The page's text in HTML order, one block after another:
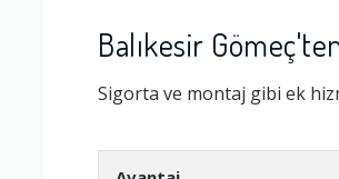
Balıkesir
Sigorta ve montaj gibi ek